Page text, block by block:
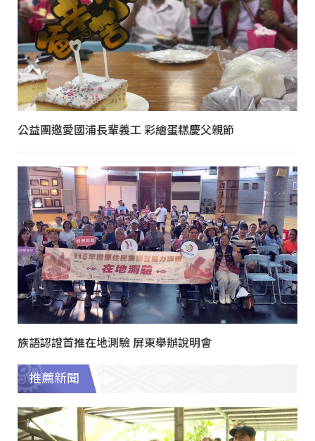
公益團邀愛國浦長輩義工 彩繪蛋糕慶父親節
族語認證首推在地測驗 屏東舉辦說明會
推薦新聞